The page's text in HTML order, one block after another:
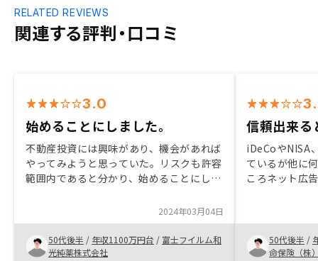
関連する評判・口コミ
RELATED REVIEWS
3.0
始めることにしました。
不動産投資には興味があり、機会があれば
やってみようと思っていた。リスクも許容
範囲内であると分かり、始めることにしま
した。私が認識不足なこともありました
が、実際に手続きする段階まで聞いてない
ことも多くありました。手続きに関して常
識なのかもしれませんが、始めることにな
2024年03月04日
50代後半 / 年収1100万円台 / 富士フイルム和
光純薬株式会社
信頼出来る
iDeCoやNISA
ているが他に
ころネット広
も、もともと
ころ、セール
て「まずは始
50代後半 /
命保険（株